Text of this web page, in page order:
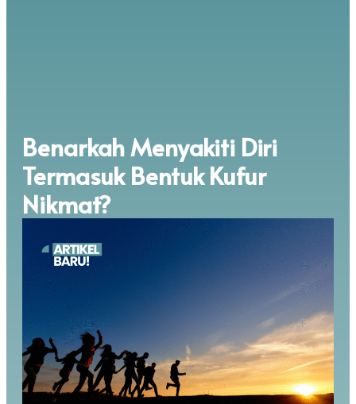
Benarkah Menyakiti Diri
Termasuk Bentuk Kufur
Nikmat?